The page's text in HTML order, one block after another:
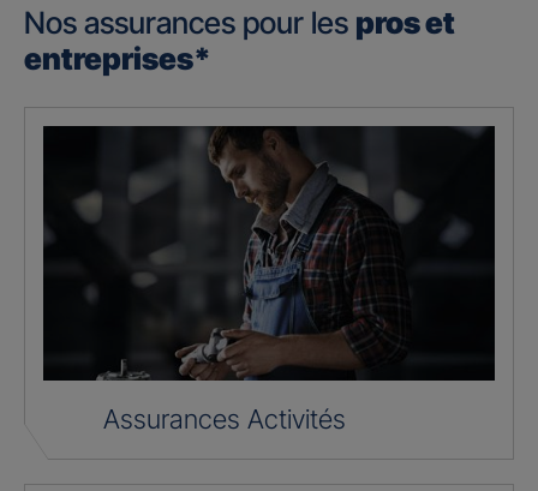
Nos assurances pour les pros et
entreprises*
Assurances Activités